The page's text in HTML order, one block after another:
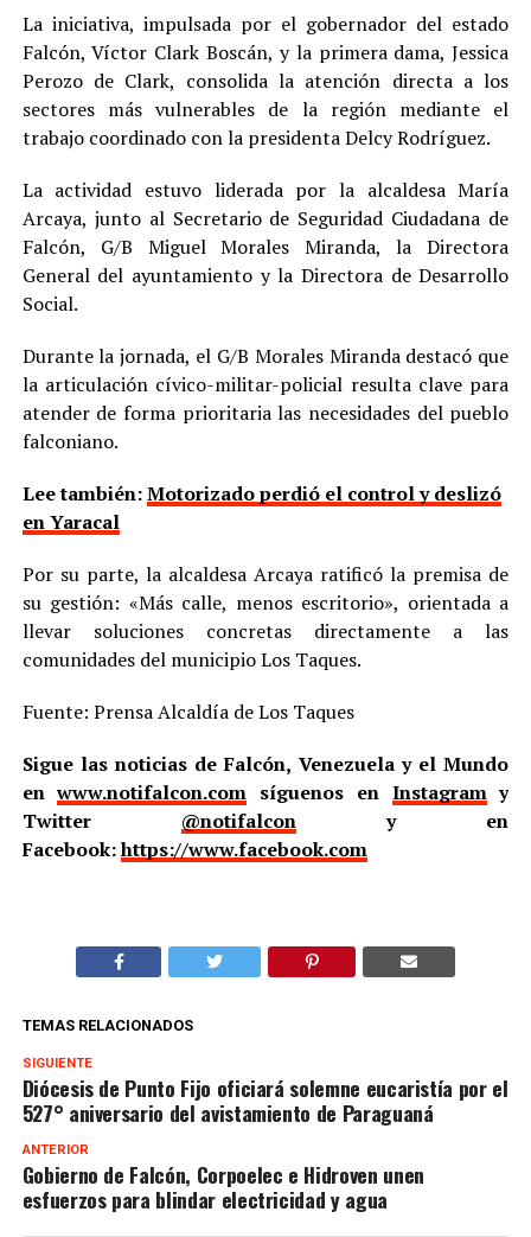
La iniciativa, impulsada por el gobernador del estado
Falcón, Víctor Clark Boscán, y la primera dama, Jessica
Perozo de Clark, consolida la atención directa a los
sectores más vulnerables de la región mediante el
trabajo coordinado con la presidenta Delcy Rodríguez.
La actividad estuvo liderada por la alcaldesa María
Arcaya, junto al Secretario de Seguridad Ciudadana de
Falcón, G/B Miguel Morales Miranda, la Directora
General del ayuntamiento y la Directora de Desarrollo
Social.
Durante la jornada, el G/B Morales Miranda destacó que
la articulación cívico-militar-policial resulta clave para
atender de forma prioritaria las necesidades del pueblo
falconiano.
Lee también:Motorizado perdió el control y deslizó
en Yaracal
Por su parte, la alcaldesa Arcaya ratificó la premisa de
su gestión: «Más calle, menos escritorio», orientada a
llevar soluciones concretas directamente a las
comunidades del municipio Los Taques.
Fuente: Prensa Alcaldía de Los Taques
Sigue las noticias de Falcón, Venezuela y el Mundo
enwww.notifalcon.com síguenos en Instagramy
Twitter @notifalcony en
Facebook:https://www.facebook.com
TEMAS RELACIONADOS
SIGUIENTE
Diócesis de Punto Fijo oficiará solemne eucaristía por el
527° aniversario del avistamiento de Paraguaná
ANTERIOR
Gobierno de Falcón, Corpoelec e Hidroven unen
esfuerzos para blindar electricidad y agua